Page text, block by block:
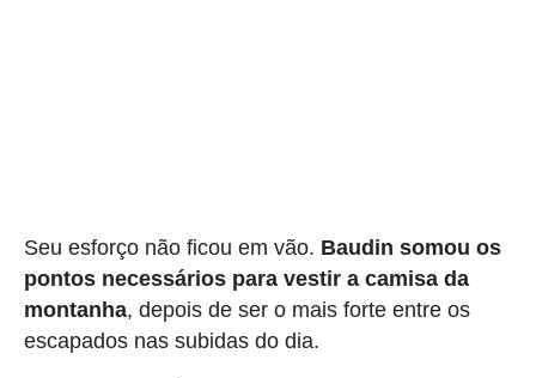
Seu esforço não ficou em vão. Baudin somou os
pontos necessários para vestir a camisa da
montanha, depois de ser o mais forte entre os
escapados nas subidas do dia.